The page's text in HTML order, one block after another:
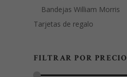
Bandejas William Morris
Tarjetas de regalo
FILTRAR POR PRECIO